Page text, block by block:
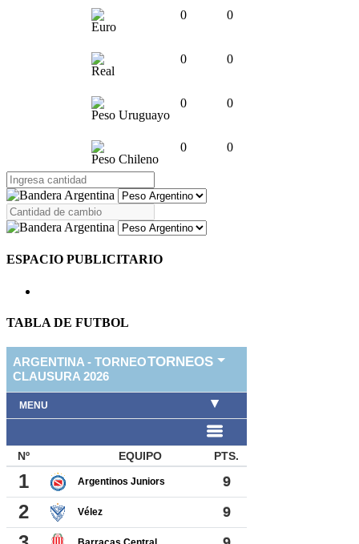
Euro
0 0
Real
0 0
Peso Uruguayo
0 0
Peso Chileno
0 0
ESPACIO PUBLICITARIO
TABLA DE FUTBOL